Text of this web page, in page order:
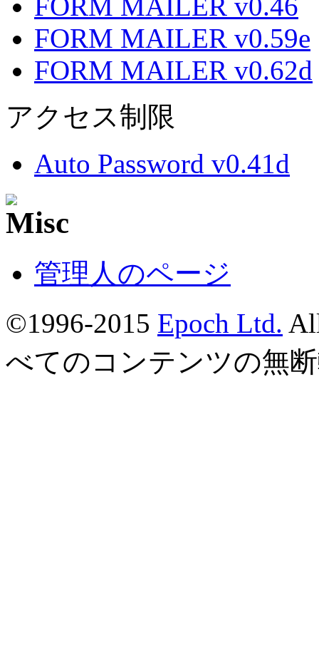
FORM MAILER v0.59e
FORM MAILER v0.62d
アクセス制限
Auto Password v0.41d
管理人のページ
©1996-2015 Epoch Ltd.
べてのコンテンツの無